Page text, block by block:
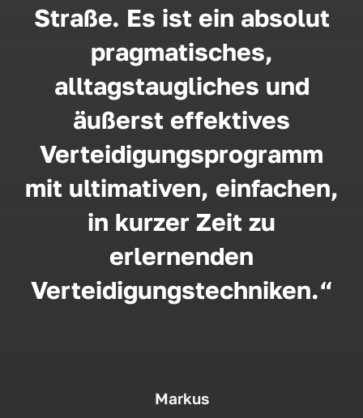
Straße. Es ist ein absolut
pragmatisches,
alltagstaugliches und
äußerst effektives
Verteidigungsprogramm
mit ultimativen, einfachen,
in kurzer Zeit zu
erlernenden
Verteidigungstechniken.“
Markus